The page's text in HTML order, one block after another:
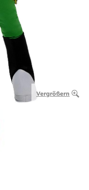
Vergrößern